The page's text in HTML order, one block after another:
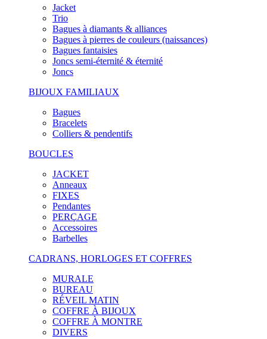
Jacket
Trio
Bagues à diamants & alliances
Bagues à pierres de couleurs (naissances)
Bagues fantaisies
Joncs semi-éternité & éternité
Joncs
BIJOUX FAMILIAUX
Bagues
Bracelets
Colliers & pendentifs
BOUCLES
JACKET
Anneaux
FIXES
Pendantes
PERÇAGE
Accessoires
Barbelles
CADRANS, HORLOGES ET COFFRES
MURALE
BUREAU
RÉVEIL MATIN
COFFRE À BIJOUX
COFFRE À MONTRE
DIVERS